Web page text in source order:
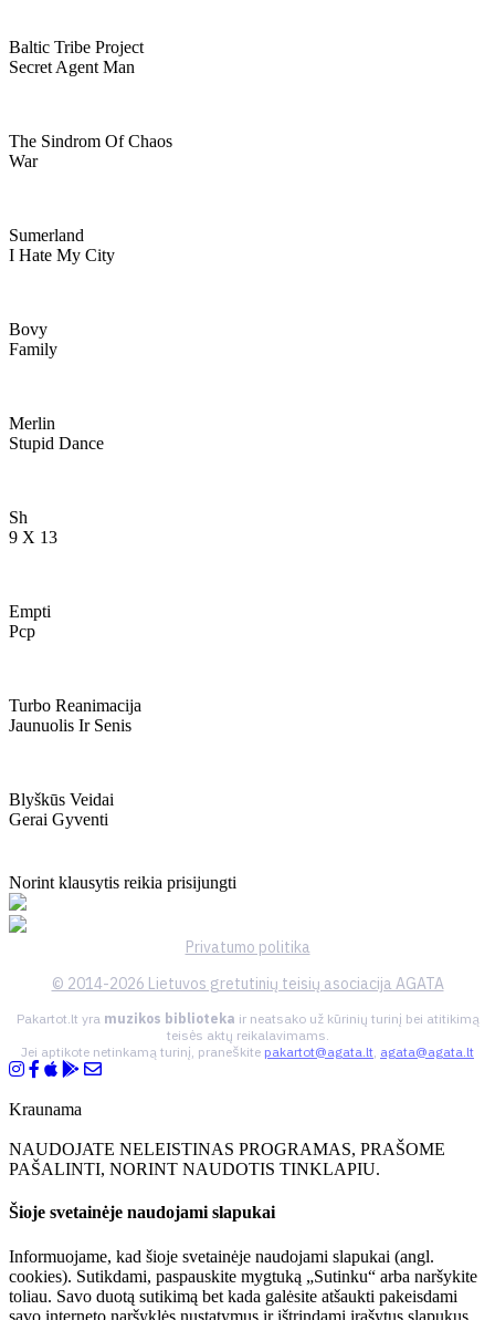
Baltic Tribe Project
Secret Agent Man
The Sindrom Of Chaos
War
Sumerland
I Hate My City
Bovy
Family
Merlin
Stupid Dance
Sh
9 X 13
Empti
Pcp
Turbo Reanimacija
Jaunuolis Ir Senis
Blyškūs Veidai
Gerai Gyventi
Norint klausytis reikia prisijungti
Privatumo politika
© 2014-2026 Lietuvos gretutinių teisių asociacija AGATA
Pakartot.lt yra muzikos biblioteka ir neatsako už kūrinių turinį bei atitikimą
teisės aktų reikalavimams.
Jei aptikote netinkamą turinį, praneškite pakartot@agata.lt, agata@agata.lt
Kraunama
NAUDOJATE NELEISTINAS PROGRAMAS, PRAŠOME
PAŠALINTI, NORINT NAUDOTIS TINKLAPIU.
Šioje svetainėje naudojami slapukai
Informuojame, kad šioje svetainėje naudojami slapukai (angl.
cookies). Sutikdami, paspauskite mygtuką „Sutinku“ arba naršykite
toliau. Savo duotą sutikimą bet kada galėsite atšaukti pakeisdami
savo interneto naršyklės nustatymus ir ištrindami įrašytus slapukus.